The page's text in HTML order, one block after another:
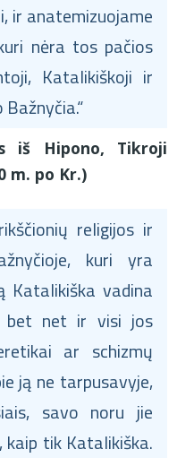
ir anatemizuojame
nėra tos pačios
Katalikiškoji ir
iš Hipono, Tikroji
m. po Kr.)
religijos ir
kuri yra
Katalikiška vadina
bet net ir visi jos
ar schizmų
ją ne tarpusavyje,
savo noru jie
tik Katalikiška.